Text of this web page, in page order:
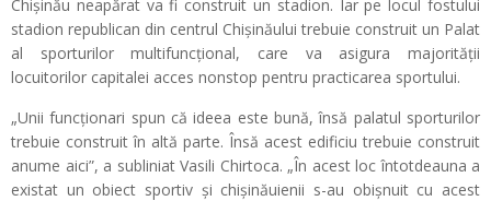
Chișinău neapărat va fi construit un stadion. Iar pe locul fostului
stadion republican din centrul Chișinăului trebuie construit un Palat
al sporturilor multifuncțional, care va asigura majorității
locuitorilor capitalei acces nonstop pentru practicarea sportului.
„Unii funcționari spun că ideea este bună, însă palatul sporturilor
trebuie construit în altă parte. Însă acest edificiu trebuie construit
anume aici”, a subliniat Vasili Chirtoca. „În acest loc întotdeauna a
existat un obiect sportiv și chișinăuienii s-au obișnuit cu acest